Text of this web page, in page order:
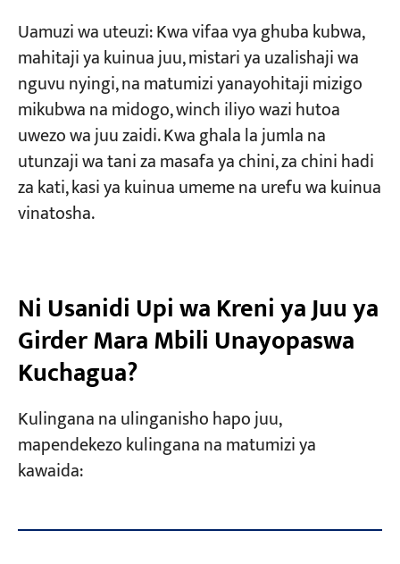
Uamuzi wa uteuzi: Kwa vifaa vya ghuba kubwa,
mahitaji ya kuinua juu, mistari ya uzalishaji wa
nguvu nyingi, na matumizi yanayohitaji mizigo
mikubwa na midogo, winch iliyo wazi hutoa
uwezo wa juu zaidi. Kwa ghala la jumla na
utunzaji wa tani za masafa ya chini, za chini hadi
za kati, kasi ya kuinua umeme na urefu wa kuinua
vinatosha.
Ni Usanidi Upi wa Kreni ya Juu ya
Girder Mara Mbili Unayopaswa
Kuchagua?
Kulingana na ulinganisho hapo juu,
mapendekezo kulingana na matumizi ya
kawaida: